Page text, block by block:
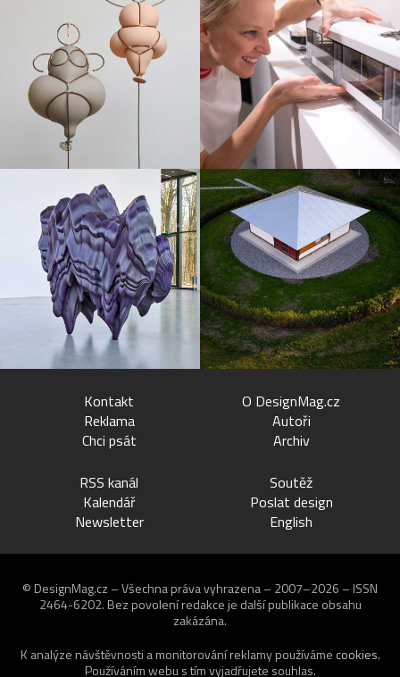
Kontakt
Reklama
Chci psát
O DesignMag.cz
Autoři
Archiv
RSS kanál
Kalendář
Newsletter
Soutěž
Poslat design
English
© DesignMag.cz – Všechna práva vyhrazena – 2007–2026 – ISSN
2464-6202. Bez povolení redakce je další publikace obsahu
zakázána.
K analýze návštěvnosti a monitorování reklamy používáme cookies.
Používáním webu s tím vyjadřujete souhlas.